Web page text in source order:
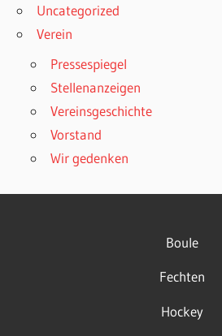
Uncategorized
Verein
Pressespiegel
Stellenanzeigen
Vereinsgeschichte
Vorstand
Wir gedenken
Boule
Fechten
Hockey